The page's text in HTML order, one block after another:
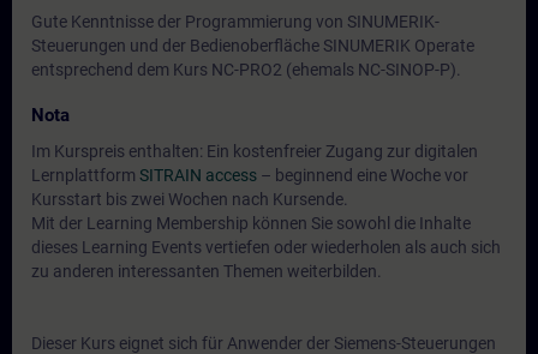
Gute Kenntnisse der Programmierung von SINUMERIK-
Steuerungen und der Bedienoberfläche SINUMERIK Operate
entsprechend dem Kurs NC-PRO2 (ehemals NC-SINOP-P).
Nota
Im Kurspreis enthalten: Ein kostenfreier Zugang zur digitalen
Lernplattform SITRAIN access – beginnend eine Woche vor
Kursstart bis zwei Wochen nach Kursende.
Mit der Learning Membership können Sie sowohl die Inhalte
dieses Learning Events vertiefen oder wiederholen als auch sich
zu anderen interessanten Themen weiterbilden.
Dieser Kurs eignet sich für Anwender der Siemens-Steuerungen